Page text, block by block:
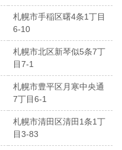
札幌市手稲区曙4条1丁目
6-10
札幌市北区新琴似5条7丁
目7-1
札幌市豊平区月寒中央通
7丁目6-1
札幌市清田区清田1条1丁
目3-83